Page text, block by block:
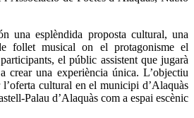
una esplèndida proposta cultural, una
follet musical on el protagonisme el
el públic assistent que jugarà
crear una experiència única. L’objectiu
l’oferta cultural en el municipi d’Alaquàs
Palau d’Alaquàs com a espai escènic